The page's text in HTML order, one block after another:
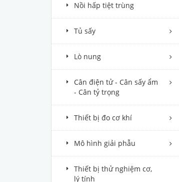
Nồi hấp tiệt trùng
Tủ sấy
Lò nung
Cân điện tử - Cân sấy ẩm
- Cân tỷ trọng
Thiết bị đo cơ khí
Mô hình giải phẫu
Thiết bị thử nghiệm cơ,
lý tính